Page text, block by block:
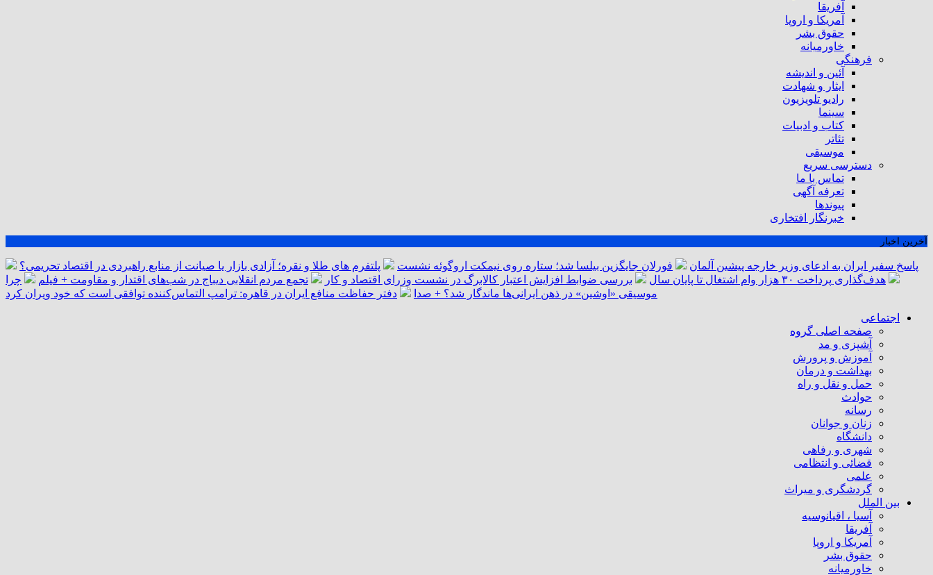
آفریقا
آمریکا و اروپا
حقوق بشر
خاورمیانه
فرهنگی
آئین و اندیشه
ایثار و شهادت
رادیو تلویزیون
سینما
کتاب و ادبیات
تئاتر
موسیقی
دسترسی سریع
تماس با ما
تعرفه آگهی
پیوندها
خبرنگار افتخاری
آخرین اخبار
پاسخ سفیر ایران به ادعای وزیر خارجه پیشین آلمان فورلان جایگزین بیلسا شد؛ ستاره روی نیمکت اروگوئه نشست
پلتفرم ‌های طلا و نقره؛ آزادی بازار یا صیانت از منابع راهبردی در اقتصاد تحریمی؟
هدف‌گذاری پرداخت ۳۰ هزار وام اشتغال تا پایان سال
بررسی ضوابط افزایش اعتبار کالابرگ در نشست وزرای اقتصاد و کار تجمع مردم انقلابی دیباج در شب‌های اقتدار و مقاومت + فیلم
چرا
موسیقی «اوشین» در ذهن ایرانی‌ها ماندگار شد؟ + صدا
دفتر حفاظت منافع ایران در قاهره: ترامپ التماس‌کننده توافقی است که خود ویران کرد
اجتماعی
صفحه اصلی گروه
آشپزی و مد
آموزش و پرورش
بهداشت و درمان
حمل و نقل و راه
حوادث
رسانه
زنان و جوانان
دانشگاه
شهری و رفاهی
قضائی و انتظامی
علمی
گردشگری و میراث
بین الملل
آسیا ، اقیانوسیه
آفریقا
آمریکا و اروپا
حقوق بشر
خاورمیانه